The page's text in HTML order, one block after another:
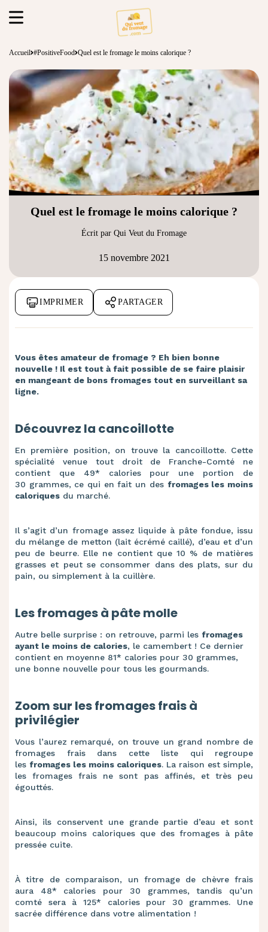
Accueil #PositiveFood Quel est le fromage le moins calorique ?
Quel est le fromage le moins calorique ?
Écrit par Qui Veut du Fromage
15 novembre 2021
IMPRIMER PARTAGER
Vous êtes amateur de fromage ? Eh bien bonne
nouvelle ! Il est tout à fait possible de se faire plaisir
en mangeant de bons fromages tout en surveillant sa
ligne.
Découvrez la cancoillotte
En première position, on trouve la cancoillotte. Cette
spécialité venue tout droit de Franche-Comté ne
contient que 49*calories pour une portion de
30 grammes, ce qui en fait un des fromages les moins
caloriques du marché.
Il s’agit d’un fromage assez liquide à pâte fondue, issu
du mélange de metton (lait écrémé caillé), d’eau et d’un
peu de beurre. Elle ne contient que 10 % de matières
grasses et peut se consommer dans des plats, sur du
pain, ou simplement à la cuillère.
Les fromages à pâte molle
Autre belle surprise : on retrouve, parmi les fromages
ayant le moins de calories, le camembert ! Ce dernier
contient en moyenne 81* calories pour 30 grammes,
une bonne nouvelle pour tous les gourmands.
Zoom sur les fromages frais à
privilégier
Vous l’aurez remarqué, on trouve un grand nombre de
fromages frais dans cette liste qui regroupe
les fromages les moins caloriques. La raison est simple,
les fromages frais ne sont pas affinés, et très peu
égouttés.
Ainsi, ils conservent une grande partie d’eau et sont
beaucoup moins caloriques que des fromages à pâte
pressée cuite.
À titre de comparaison, un fromage de chèvre frais
aura 48* calories pour 30 grammes, tandis qu’un
comté sera à 125*calories pour 30 grammes. Une
sacrée différence dans votre alimentation !